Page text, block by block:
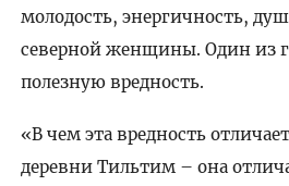
молодость, энергичность,
северной женщины. Один из
полезную вредность.
«В чем эта вредность
деревни Тильтим – она